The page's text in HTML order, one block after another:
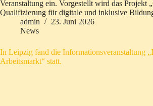
Veranstaltung ein. Vorgestellt wird das Projekt
Qualifizierung für digitale und inklusive
admin
23. Juni 2026
News
In Leipzig fand die Informationsveranstaltung
Arbeitsmarkt“ statt.